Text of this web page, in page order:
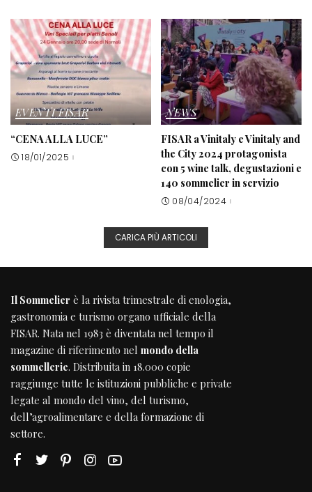
EVENTI FISAR
“CENA ALLA LUCE”
18/01/2025
NEWS
FISAR a Vinitaly e Vinitaly and
the City 2024 protagonista
con 5 wine talk, degustazioni e
140 sommelier in servizio
08/04/2024
CARICA PIÙ ARTICOLI
Il Sommelier è la rivista trimestrale di enologia,
gastronomia e turismo organo ufficiale della
FISAR. Nata nel 1983 è diventata nel tempo il
magazine di riferimento nel mondo della
sommellerie. Distribuita in 18.000 copie
raggiunge tutte le istituzioni pubbliche e private
legate al mondo del vino, del turismo,
dell’agroalimentare e della formazione di
settore.